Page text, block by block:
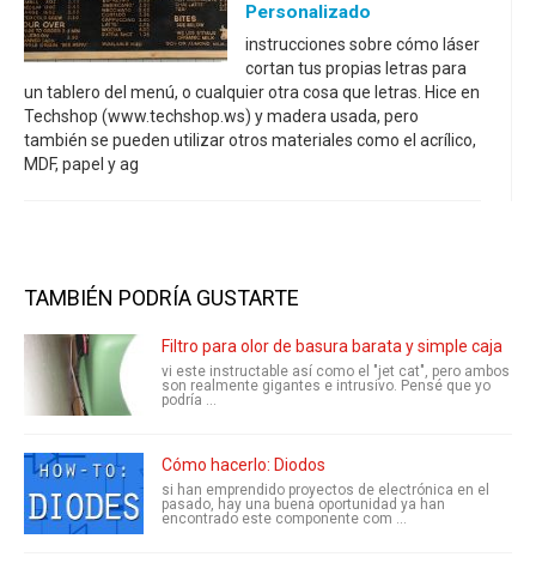
Personalizado
instrucciones sobre cómo láser
cortan tus propias letras para
un tablero del menú, o cualquier otra cosa que letras. Hice en
Techshop (www.techshop.ws) y madera usada, pero
también se pueden utilizar otros materiales como el acrílico,
MDF, papel y ag
TAMBIÉN PODRÍA GUSTARTE
Filtro para olor de basura barata y simple caja
vi este instructable así como el "jet cat", pero ambos
son realmente gigantes e intrusivo. Pensé que yo
podría ...
Cómo hacerlo: Diodos
si han emprendido proyectos de electrónica en el
pasado, hay una buena oportunidad ya han
encontrado este componente com ...